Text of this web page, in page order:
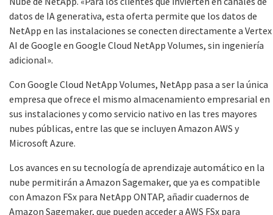
datos de IA generativa, esta oferta permite que los datos de
NetApp en las instalaciones se conecten directamente a Vertex
AI de Google en Google Cloud NetApp Volumes, sin ingeniería
adicional».
Con Google Cloud NetApp Volumes, NetApp pasa a ser la única
empresa que ofrece el mismo almacenamiento empresarial en
sus instalaciones y como servicio nativo en las tres mayores
nubes públicas, entre las que se incluyen Amazon AWS y
Microsoft Azure.
Los avances en su tecnología de aprendizaje automático en la
nube permitirán a Amazon Sagemaker, que ya es compatible
con Amazon FSx para NetApp ONTAP, añadir cuadernos de
Amazon Sagemaker, que pueden acceder a AWS FSx para